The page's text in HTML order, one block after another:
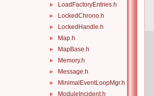
► LoadFactoryEntries.h
► LockedChrono.h
► LockedHandle.h
► Map.h
► MapBase.h
► Memory.h
► Message.h
► MinimalEventLoopMgr.h
► ModuleIncident.h